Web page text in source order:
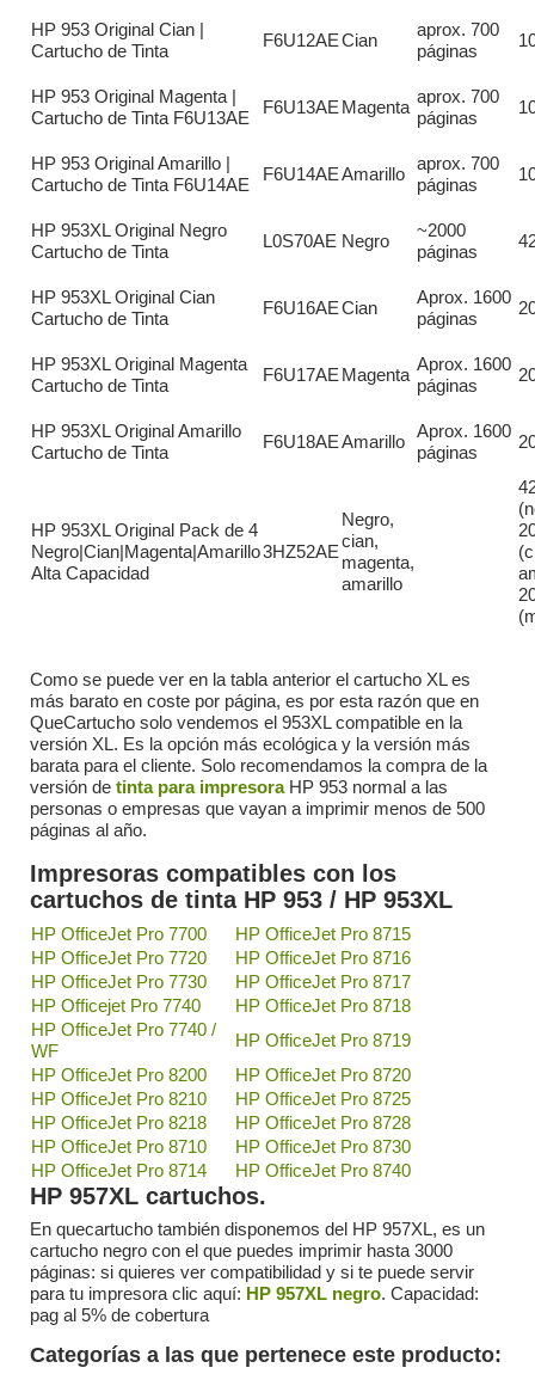
HP 953 Original Cian |
Cartucho de Tinta
F6U12AECian
aprox. 700
páginas
HP 953 Original Magenta |
Cartucho de Tinta F6U13AE
F6U13AE Magenta
aprox. 700
páginas
HP 953 Original Amarillo |
Cartucho de Tinta F6U14AE
F6U14AEAmarillo
aprox. 700
páginas
HP 953XL Original Negro
Cartucho de Tinta
L0S70AE Negro
~2000
páginas
HP 953XL Original Cian
Cartucho de Tinta
F6U16AECian
Aprox. 1600
páginas
HP 953XL Original Magenta
Cartucho de Tinta
F6U17AE Magenta
Aprox. 1600
páginas
HP 953XL Original Amarillo
Cartucho de Tinta
F6U18AEAmarillo
Aprox. 1600
páginas
HP 953XL Original Pack de 4
Negro|Cian|Magenta|Amarillo
Alta Capacidad
3HZ52AE
Negro,
cian,
magenta,
amarillo
Como se puede ver en la tabla anterior el cartucho XL es
más barato en coste por página, es por esta razón que en
QueCartucho solo vendemos el 953XL compatible en la
versión XL. Es la opción más ecológica y la versión más
barata para el cliente. Solo recomendamos la compra de la
versión de tinta para impresoraHP 953 normal a las
personas o empresas que vayan a imprimir menos de 500
páginas al año.
Impresoras compatibles con los
cartuchos de tinta HP 953 / HP 953XL
HP OfficeJet Pro 7700
HP OfficeJet Pro 8715
HP OfficeJet Pro 7720
HP OfficeJet Pro 8716
HP OfficeJet Pro 7730
HP OfficeJet Pro 8717
HP Officejet Pro 7740
HP OfficeJet Pro 8718
HP OfficeJet Pro 7740 /
WF
HP OfficeJet Pro 8719
HP OfficeJet Pro 8200
HP OfficeJet Pro 8720
HP OfficeJet Pro 8210
HP OfficeJet Pro 8725
HP OfficeJet Pro 8218
HP OfficeJet Pro 8728
HP OfficeJet Pro 8710
HP OfficeJet Pro 8730
HP OfficeJet Pro 8714
HP OfficeJet Pro 8740
HP 957XL cartuchos.
En quecartucho también disponemos del HP 957XL, es un
cartucho negro con el que puedes imprimir hasta 3000
páginas: si quieres ver compatibilidad y si te puede servir
para tu impresora clic aquí: HP 957XL negro. Capacidad:
pag al 5% de cobertura
Categorías a las que pertenece este producto: